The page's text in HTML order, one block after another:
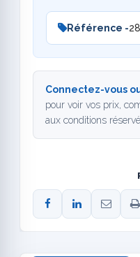
Référence -
Connectez-vous
pour voir vos prix,
aux conditions